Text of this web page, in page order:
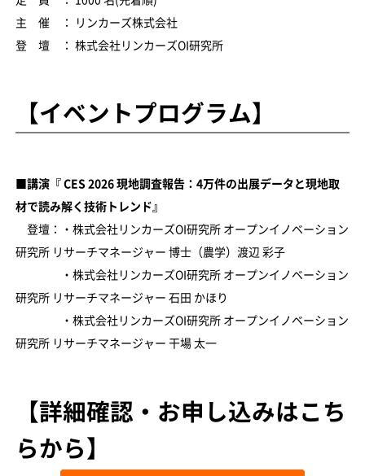
主 催 ： リンカーズ株式会社
登 壇 ： 株式会社リンカーズOI研究所
【イベントプログラム】
■講演『 CES 2026 現地調査報告：4万件の出展データと現地取
材で読み解く技術トレンド』
登壇：・株式会社リンカーズOI研究所 オープンイノベーション
研究所 リサーチマネージャー 博士（農学）渡辺 彩子
・株式会社リンカーズOI研究所 オープンイノベーション
研究所 リサーチマネージャー 石田 かほり
・株式会社リンカーズOI研究所 オープンイノベーション
研究所 リサーチマネージャー 干場 太一
【詳細確認・お申し込みはこち
らから】